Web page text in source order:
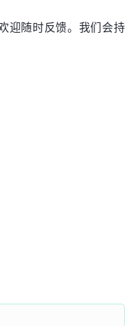
迎随时反馈。我们会持